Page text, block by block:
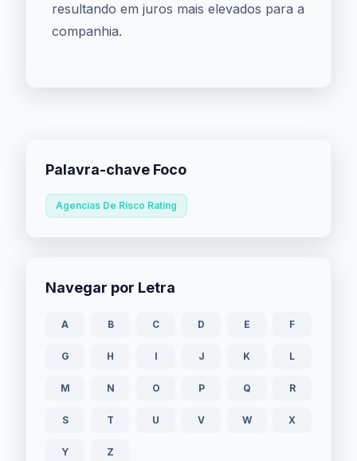
resultando em juros mais elevados para a
companhia.
Palavra-chave Foco
Agencias De Risco Rating
Navegar por Letra
A B C D E F
G H I J K L
M N O P Q R
S T U V W X
Y Z